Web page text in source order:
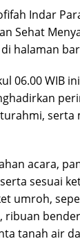
Indar
Sehat
halaman
06.00 WIB
serta
acara,
sesuai
umroh,
ribuan
tanah air